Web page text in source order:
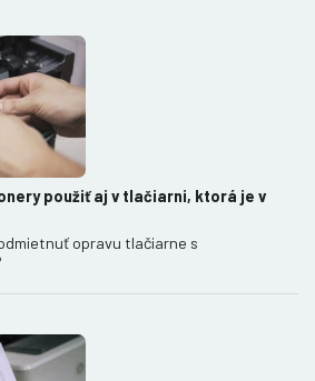
použiť aj v tlačiarni, ktorá je v
opravu tlačiarne s